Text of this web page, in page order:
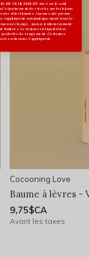
Cocooning Love
Baume à lèvres -
9,75$CA
Avant les taxes
SEULEMENT du 6 au 12 août
épuisement des stocks sur les bijoux
sélectionnés. Aucun code promo
s’appliquent automatiquement dans le
échange, aucun remboursement.
limitées. Les bijoux en liquidation
pochette de rangement. Certaines
et exclusions s'appliquent.